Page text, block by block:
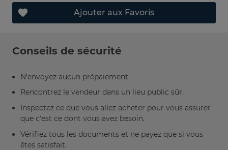
Ajouter aux Favoris
Conseils de sécurité
N’envoyez aucun prépaiement.
Rencontrez le vendeur dans un lieu public sûr.
Inspectez ce que vous allez acheter pour vous assurer
que c’est ce dont vous avez besoin.
Vérifiez tous les documents et ne payez que si vous
êtes satisfait.